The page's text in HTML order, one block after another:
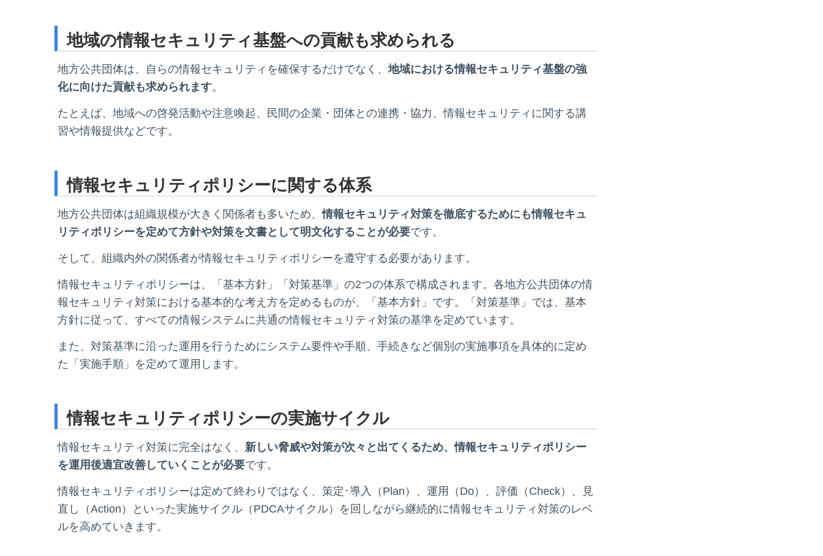
地域の情報セキュリティ基盤への貢献も求められる
地方公共団体は、自らの情報セキュリティを確保するだけでなく、地域における情報セキュリティ基盤の強
化に向けた貢献も求められます。
たとえば、地域への啓発活動や注意喚起、民間の企業・団体との連携・協力、情報セキュリティに関する講
習や情報提供などです。
情報セキュリティポリシーに関する体系
地方公共団体は組織規模が大きく関係者も多いため、情報セキュリティ対策を徹底するためにも情報セキュ
リティポリシーを定めて方針や対策を文書として明文化することが必要です。
そして、組織内外の関係者が情報セキュリティポリシーを遵守する必要があります。
情報セキュリティポリシーは、「基本方針」「対策基準」の2つの体系で構成されます。各地方公共団体の情
報セキュリティ対策における基本的な考え方を定めるものが、「基本方針」です。「対策基準」では、基本
方針に従って、すべての情報システムに共通の情報セキュリティ対策の基準を定めています。
また、対策基準に沿った運用を行うためにシステム要件や手順、手続きなど個別の実施事項を具体的に定め
た「実施手順」を定めて運用します。
情報セキュリティポリシーの実施サイクル
情報セキュリティ対策に完全はなく、 新しい脅威や対策が次々と出てくるため、情報セキュリティポリシー
を運用後適宜改善していくことが必要です。
情報セキュリティポリシーは定めて終わりではなく、策定･導入（Plan）、運用（Do）、評価（Check）、見
直し（Action）といった実施サイクル（PDCAサイクル）を回しながら継続的に情報セキュリティ対策のレベ
ルを高めていきます。